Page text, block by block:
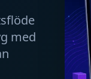
med